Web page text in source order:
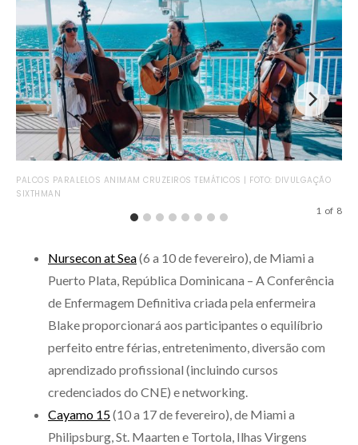
PALCOS PARALELOS ANIMAM CRUZEIROS TEMÁTICOS | FOTO: DIVULGAÇÃO
SIXTHMAN
1 of 8
Nursecon at Sea(6 a 10 de fevereiro), de Miami a
Puerto Plata, República Dominicana – A Conferência
de Enfermagem Definitiva criada pela enfermeira
Blake proporcionará aos participantes o equilíbrio
perfeito entre férias, entretenimento, diversão com
aprendizado profissional (incluindo cursos
credenciados do CNE) e networking.
Cayamo 15(10 a 17 de fevereiro), de Miami a
Philipsburg, St. Maarten e Tortola, Ilhas Virgens